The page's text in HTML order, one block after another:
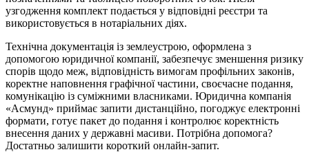
узгодження комплект подається у відповідні реєстри та
використовується в нотаріальних діях.
Технічна документація із землеустрою, оформлена з
допомогою юридичної компанії, забезпечує зменшення ризику
спорів щодо меж, відповідність вимогам профільних законів,
коректне наповнення графічної частини, своєчасне подання,
комунікацію із суміжними власниками. Юридична компанія
«Асмунд» приймає запити дистанційно, погоджує електронні
формати, готує пакет до подання і контролює коректність
внесення даних у державні масиви. Потрібна допомога?
Достатньо залишити короткий онлайн-запит.